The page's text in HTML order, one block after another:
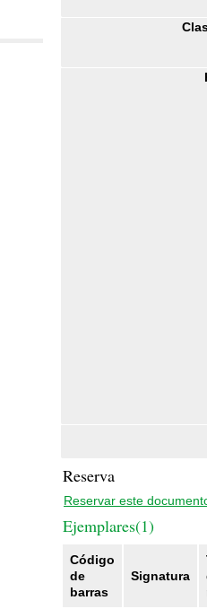
Reserva
Reservar este
Ejemplares(1)
Código
de
barras
Signatura